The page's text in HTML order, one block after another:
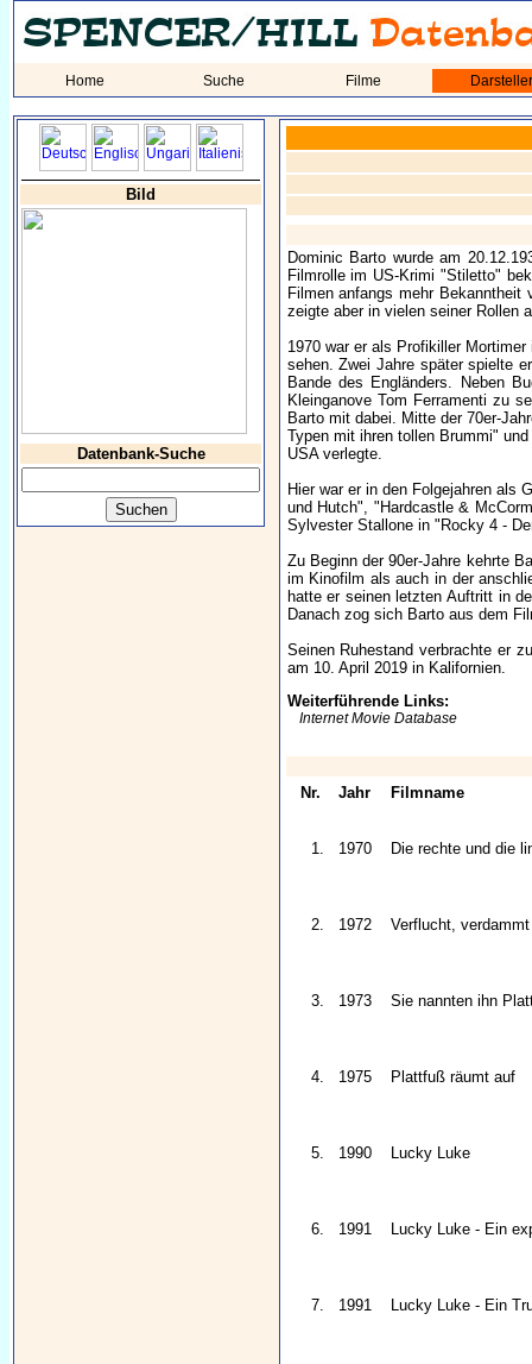
Home Suche Filme Darsteller
Bild
Datenbank-Suche
Dominic Barto wurde am
Filmrolle im US-Krimi "Stiletto"
Filmen anfangs mehr
zeigte aber in vielen seiner Rollen
1970 war er als Profikiller
sehen. Zwei Jahre später spielte
Bande des Engländers. Neben
Kleinganove Tom Ferramenti zu
Barto mit dabei. Mitte der 70er-
Typen mit ihren tollen Brummi"
USA verlegte.
Hier war er in den Folgejahren als
und Hutch", "Hardcastle &
Sylvester Stallone in "Rocky 4 -
Zu Beginn der 90er-Jahre kehrte
im Kinofilm als auch in der
hatte er seinen letzten Auftritt in
Danach zog sich Barto aus dem
Seinen Ruhestand verbrachte er
am 10. April 2019 in Kalifornien.
Weiterführende Links:
Internet Movie Database
Nr. Jahr Filmname
1. 1970 Die rechte und die
2. 1972 Verflucht,
3. 1973 Sie nannten ihn
4. 1975 Plattfuß räumt auf
5. 1990 Lucky Luke
6. 1991 Lucky Luke - Ein
7. 1991 Lucky Luke - Ein